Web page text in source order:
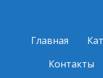
Главная
Контакты